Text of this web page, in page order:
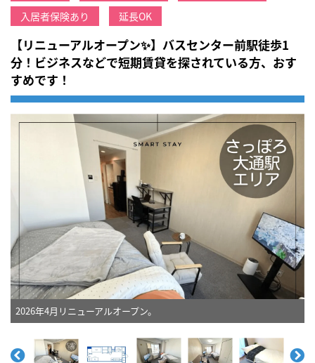
入居者保険あり
延長OK
【リニューアルオープン✨】バスセンター前駅徒歩1
分！ビジネスなどで短期賃貸を探されている方、おす
すめです！
2026年4月リニューアルオープン。